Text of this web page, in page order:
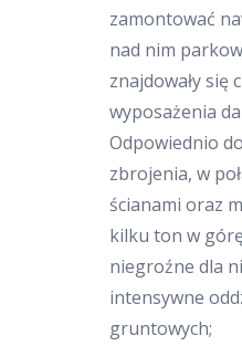
zamontować
nad nim
znajdowały się
wyposażenia
Odpowiednio
zbrojenia, w
ścianami oraz
kilku ton w
niegroźne dla
intensywne
gruntowych;